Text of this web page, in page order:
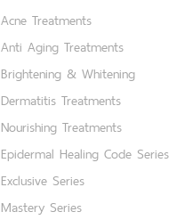
Acne Treatments
Anti Aging Treatments
Brightening & Whitening
Dermatitis Treatments
Nourishing Treatments
Epidermal Healing Code Series
Exclusive Series
Mastery Series